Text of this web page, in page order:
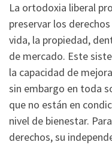
La ortodoxia liberal
preservar los
vida, la propiedad,
de mercado. Este
la capacidad de
sin embargo en toda
que no están en
nivel de bienestar.
derechos, su